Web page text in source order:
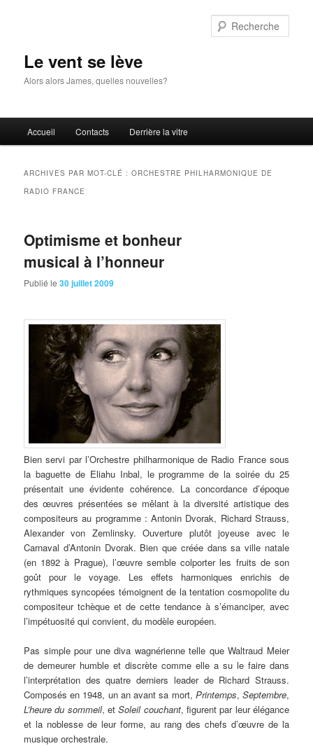
Le vent se lève
Alors alors James, quelles nouvelles?
principal
Accueil Contacts Derrière la vitre
ARCHIVES PAR MOT-CLÉ :ORCHESTRE PHILHARMONIQUE DE
RADIO FRANCE
Optimisme et bonheur
musical à l’honneur
Publié le30 juillet 2009
Bien servi par l’Orchestre philharmonique de Radio France sous
la baguette de Eliahu Inbal, le programme de la soirée du 25
présentait une évidente cohérence. La concordance d’époque
des œuvres présentées se mêlant à la diversité artistique des
compositeurs au programme : Antonin Dvorak, Richard Strauss,
Alexander von Zemlinsky. Ouverture plutôt joyeuse avec le
Carnaval d’Antonin Dvorak. Bien que créée dans sa ville natale
(en 1892 à Prague), l’œuvre semble colporter les fruits de son
goût pour le voyage. Les effets harmoniques enrichis de
rythmiques syncopées témoignent de la tentation cosmopolite du
compositeur tchèque et de cette tendance à s’émanciper, avec
l’impétuosité qui convient, du modèle européen.
Pas simple pour une diva wagnérienne telle que Waltraud Meier
de demeurer humble et discrète comme elle a su le faire dans
l’interprétation des quatre derniers leader de Richard Strauss.
Composés en 1948, un an avant sa mort, Printemps, Septembre,
L’heure du sommeil, etSoleil couchant, figurent par leur élégance
et la noblesse de leur forme, au rang des chefs d’œuvre de la
musique orchestrale.